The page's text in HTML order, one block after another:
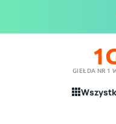
GIEŁDA NR 1